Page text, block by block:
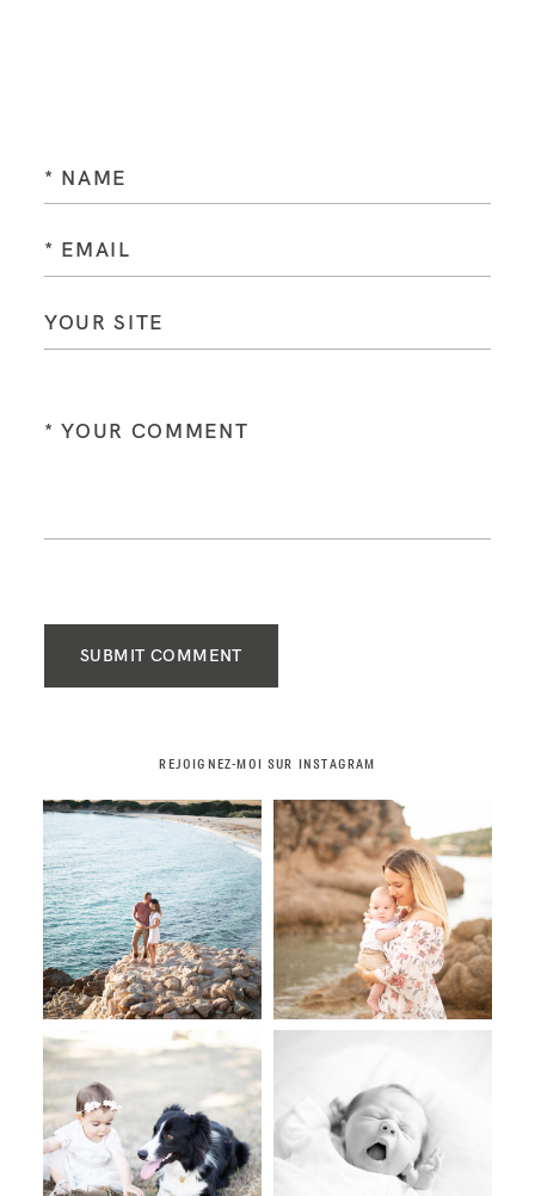
SUBMIT COMMENT
REJOIGNEZ-MOI SUR INSTAGRAM